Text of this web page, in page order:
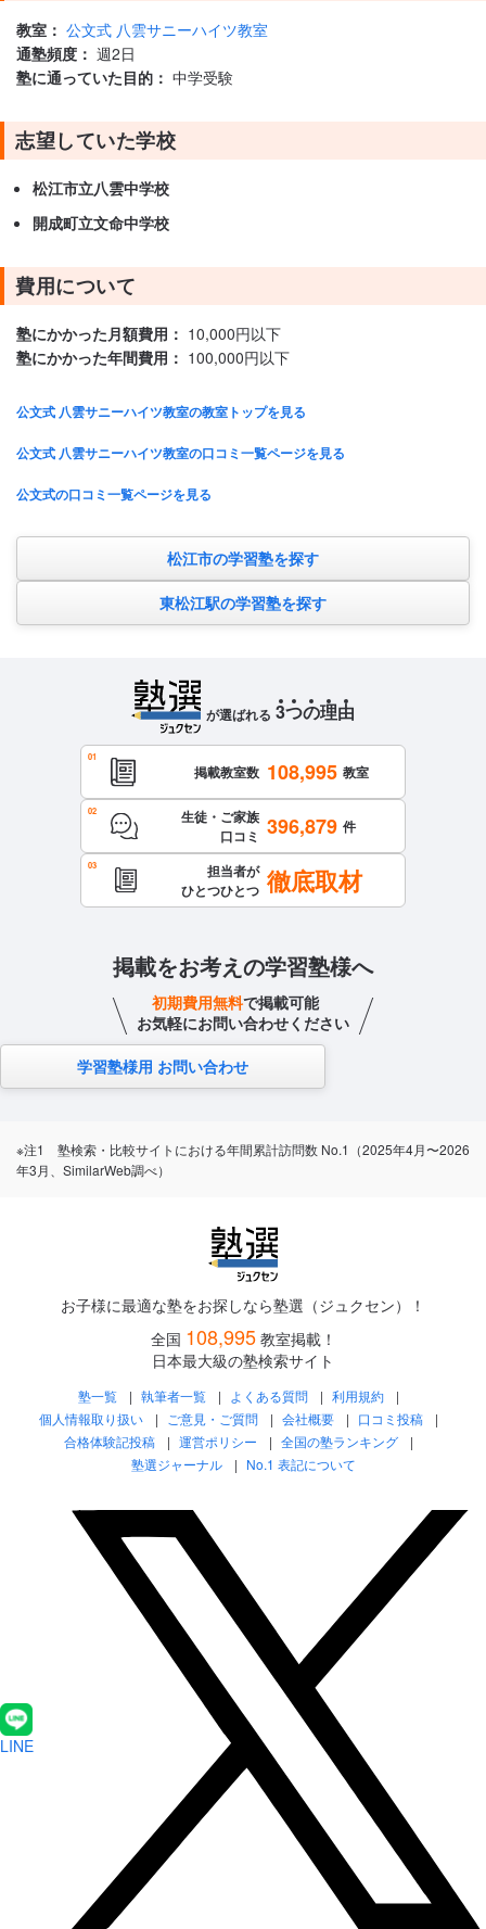
教室： 公文式 八雲サニーハイツ教室
通塾頻度： 週2日
塾に通っていた目的： 中学受験
志望していた学校
松江市立八雲中学校
開成町立文命中学校
費用について
塾にかかった月額費用： 10,000円以下
塾にかかった年間費用： 100,000円以下
公文式 八雲サニーハイツ教室の教室トップを見る
公文式 八雲サニーハイツ教室の口コミ一覧ページを見る
公文式の口コミ一覧ページを見る
松江市の学習塾を探す
東松江駅の学習塾を探す
が選ばれる 3つの理由
掲載教室数 108,995 教室
生徒・ご家族
口コミ 396,879 件
担当者が
ひとつひとつ 徹底取材
掲載をお考えの学習塾様へ
初期費用無料で掲載可能
お気軽にお問い合わせください
学習塾様用 お問い合わせ
※注1 塾検索・比較サイトにおける年間累計訪問数 No.1（2025年4月〜2026
年3月、SimilarWeb調べ）
お子様に最適な塾をお探しなら塾選（ジュクセン）！
全国 108,995 教室掲載！
日本最大級の塾検索サイト
塾一覧 執筆者一覧 よくある質問
利用規約
個人情報取り扱い
ご意見・ご質問 会社概要
口コミ投稿
合格体験記投稿
運営ポリシー
全国の塾ランキング
塾選ジャーナル
No.1 表記について
LINE